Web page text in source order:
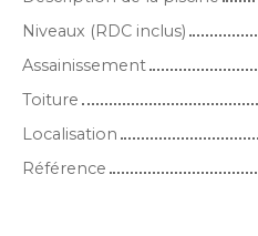
Niveaux (RDC inclus)
Assainissement
Toiture
Localisation
Référence